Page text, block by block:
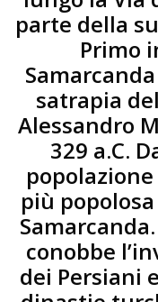
parte della
Primo
satrapia
Alessandro
329 a.C.
più
conobbe
dei Persiani